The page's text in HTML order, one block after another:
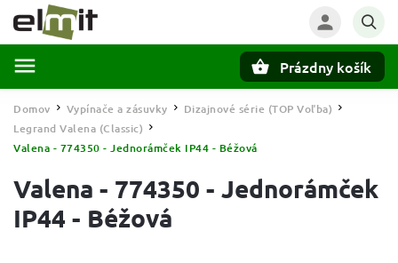
Prázdny košík
Domov / Vypínače a zásuvky / Dizajnové série (TOP Voľba) /
Legrand Valena (Classic) /
Valena - 774350 - Jednorámček IP44 - Béžová
Valena - 774350 - Jednorámček
IP44 - Béžová